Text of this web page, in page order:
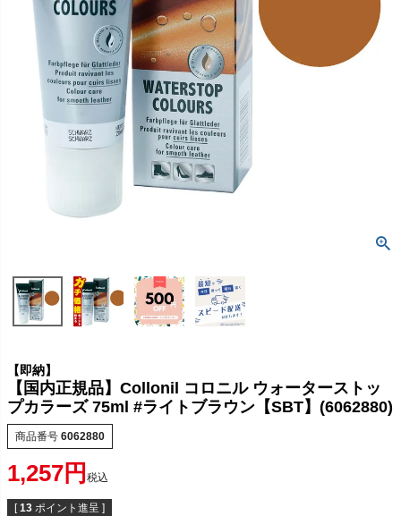
【即納】
【国内正規品】Collonil コロニル ウォーターストッ
プカラーズ 75ml #ライトブラウン【SBT】(6062880)
商品番号 6062880
1,257 税込
[ 13 ポイント進呈 ]